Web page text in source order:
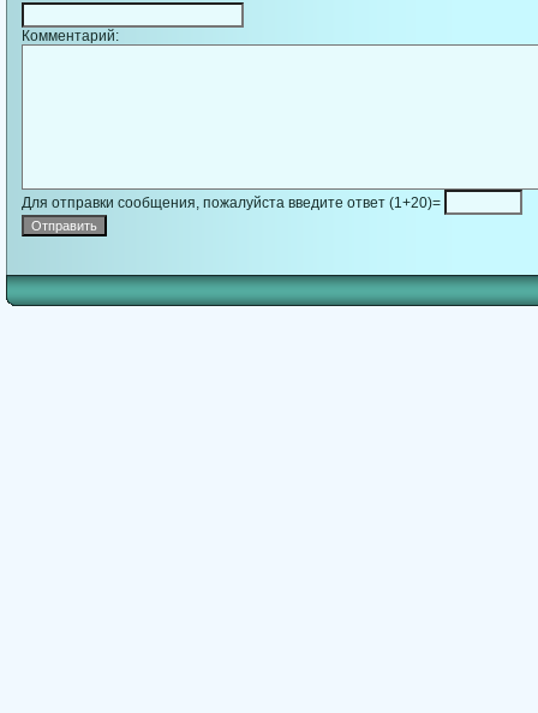
Комментарий:
Для отправки сообщения, пожалуйста введите ответ (1+20)=